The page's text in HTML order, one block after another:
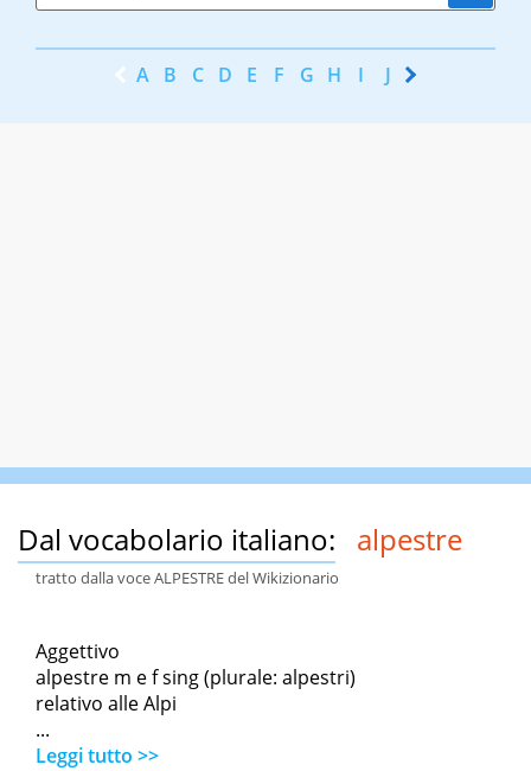
A B C D E F G H I J K
Dal vocabolario italiano: alpestre
tratto dalla voce ALPESTRE del Wikizionario
Aggettivo
alpestre m e f sing (plurale: alpestri)
relativo alle Alpi
...
Leggi tutto >>